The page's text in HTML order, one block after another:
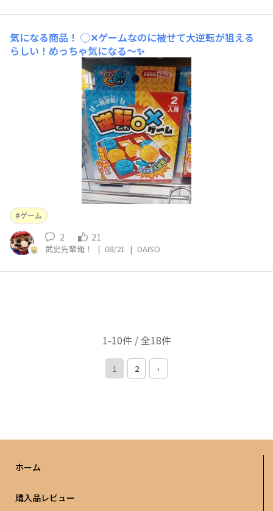
気になる商品！ ◯✕ゲームなのに被せて大逆転が狙える
らしい！めっちゃ気になる～✨
ゲーム
2 21
武史先輩俺！ | 08/21 | DAISO
1-10件 / 全18件
1 2 ›
ホーム
購入品レビュー